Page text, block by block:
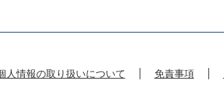
人情報の取り扱いについて 免責事項